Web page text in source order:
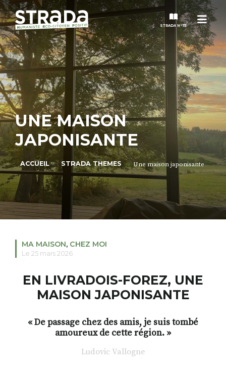
STRADA N°73
STRADA
MAGAZINES
NOS THÈMES
STRADA’DATES
ALTER STRADA
ROSÉE DE MAI
S'INSCRIRE À LA NEWSLETTER
FACEBOOKINSTAGRAMLINKEDINYOUTUBE
UNE MAISON
JAPONISANTE
ACCUEIL STRADA THEMES Une maison japonisante
MA MAISON, CHEZ MOI
Le 25 mars 2026
EN LIVRADOIS-FOREZ, UNE
MAISON JAPONISANTE
« De passage chez des amis, je suis tombé
amoureux de cette région. »
Ludovic Vallogne